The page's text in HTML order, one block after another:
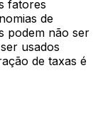
fatores
de
podem não ser
usados
de taxas é